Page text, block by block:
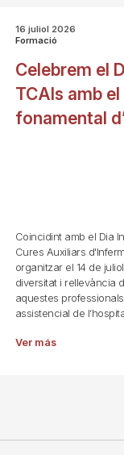
16 juliol 2026
Formació
Celebrem el
TCAIs amb
fonamental
Coincidint amb el Dia
Cures Auxiliars
organitzar el 14 de
diversitat i rellevància
aquestes
assistencial de
Ver más